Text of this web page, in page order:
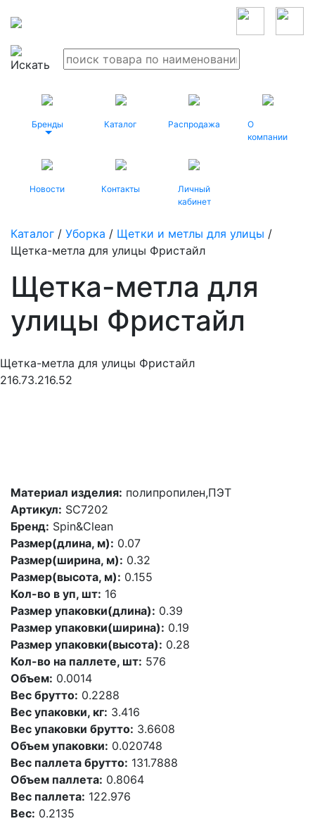
Бренды Каталог Распродажа
О
компании
Новости Контакты
Личный
кабинет
Каталог / Уборка / Щетки и метлы для улицы /
Щетка-метла для улицы Фристайл
Щетка-метла для
улицы Фристайл
Щетка-метла для улицы Фристайл
216.73.216.52
Материал изделия: полипропилен,ПЭТ
Артикул: SC7202
Бренд: Spin&Clean
Размер(длина, м): 0.07
Размер(ширина, м): 0.32
Размер(высота, м): 0.155
Кол-во в уп, шт: 16
Размер упаковки(длина): 0.39
Размер упаковки(ширина): 0.19
Размер упаковки(высота): 0.28
Кол-во на паллете, шт: 576
Объем: 0.0014
Вес брутто: 0.2288
Вес упаковки, кг: 3.416
Вес упаковки брутто: 3.6608
Объем упаковки: 0.020748
Вес паллета брутто: 131.7888
Объем паллета: 0.8064
Вес паллета: 122.976
Вес: 0.2135